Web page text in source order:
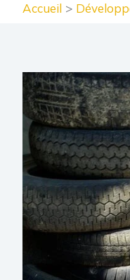
Accueil